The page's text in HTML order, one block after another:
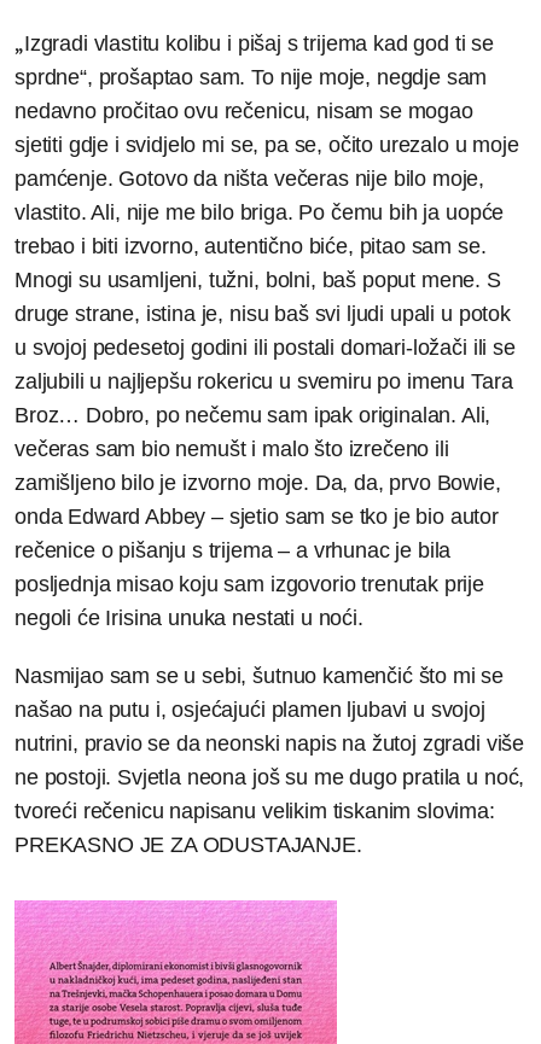
„Izgradi vlastitu kolibu i pišaj s trijema kad god ti se
sprdne“, prošaptao sam. To nije moje, negdje sam
nedavno pročitao ovu rečenicu, nisam se mogao
sjetiti gdje i svidjelo mi se, pa se, očito urezalo u moje
pamćenje. Gotovo da ništa večeras nije bilo moje,
vlastito. Ali, nije me bilo briga. Po čemu bih ja uopće
trebao i biti izvorno, autentično biće, pitao sam se.
Mnogi su usamljeni, tužni, bolni, baš poput mene. S
druge strane, istina je, nisu baš svi ljudi upali u potok
u svojoj pedesetoj godini ili postali domari-ložači ili se
zaljubili u najljepšu rokericu u svemiru po imenu Tara
Broz… Dobro, po nečemu sam ipak originalan. Ali,
večeras sam bio nemušt i malo što izrečeno ili
zamišljeno bilo je izvorno moje. Da, da, prvo Bowie,
onda Edward Abbey – sjetio sam se tko je bio autor
rečenice o pišanju s trijema – a vrhunac je bila
posljednja misao koju sam izgovorio trenutak prije
negoli će Irisina unuka nestati u noći.
Nasmijao sam se u sebi, šutnuo kamenčić što mi se
našao na putu i, osjećajući plamen ljubavi u svojoj
nutrini, pravio se da neonski napis na žutoj zgradi više
ne postoji. Svjetla neona još su me dugo pratila u noć,
tvoreći rečenicu napisanu velikim tiskanim slovima:
PREKASNO JE ZA ODUSTAJANJE.